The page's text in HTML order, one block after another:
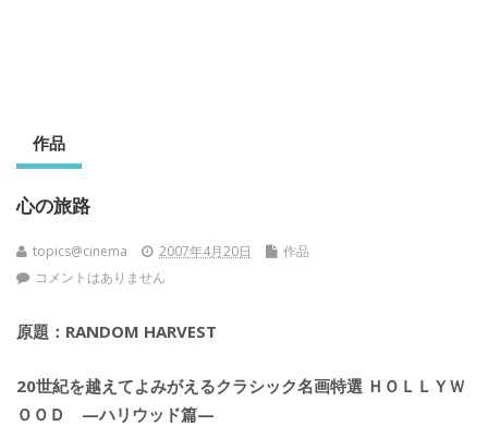
作品
心の旅路
topics@cinema 2007年4月20日
作品
コメントはありません
原題：RANDOM HARVEST
20世紀を越えてよみがえるクラシック名画特選 ＨＯＬＬＹＷ
ＯＯＤ —ハリウッド篇—